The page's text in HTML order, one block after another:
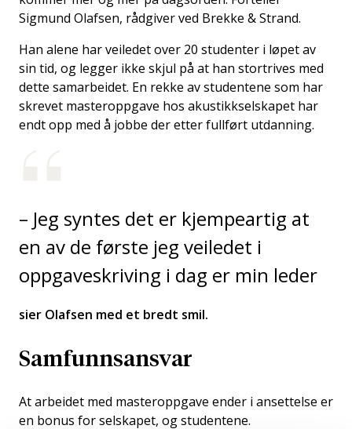
Sigmund Olafsen, rådgiver ved Brekke & Strand.
Han alene har veiledet over 20 studenter i løpet av
sin tid, og legger ikke skjul på at han stortrives med
dette samarbeidet. En rekke av studentene som har
skrevet masteroppgave hos akustikkselskapet har
endt opp med å jobbe der etter fullført utdanning.
– Jeg syntes det er kjempeartig at
en av de første jeg veiledet i
oppgaveskriving i dag er min leder
sier Olafsen med et bredt smil.
Samfunnsansvar
At arbeidet med masteroppgave ender i ansettelse er
en bonus for selskapet, og studentene.